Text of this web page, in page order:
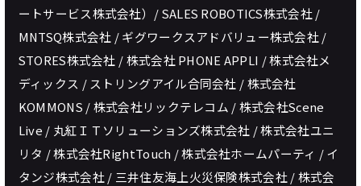
ートサービス株式会社）/ SALES ROBOTICS株式会社 /
MNTSQ株式会社 / ギグワークスアドバリュー株式会社 /
STORES株式会社 / 株式会社 PHONE APPLI / 株式会社メ
ディックス / ストリングアイル合同会社 / 株式会社
KOMMONS / 株式会社リックテレコム / 株式会社Scene
Live / 丸紅ＩＴソリューションズ株式会社 / 株式会社ユニ
リタ / 株式会社RightTouch / 株式会社ホームパーティ / イ
タンジ株式会社 / 三井住友海上火災保険株式会社 / 株式会